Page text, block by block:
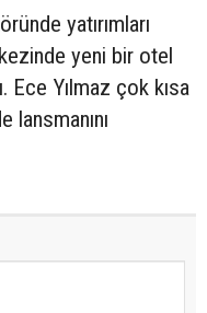
yatırımları
yeni bir otel
Ece Yılmaz çok kısa